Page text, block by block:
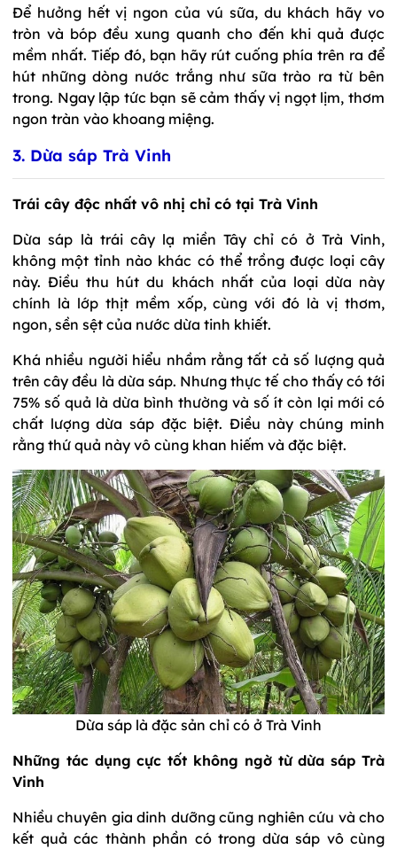
Để hưởng hết vị ngon của vú sữa, du khách hãy vo
tròn và bóp đều xung quanh cho đến khi quả được
mềm nhất. Tiếp đó, bạn hãy rút cuống phía trên ra để
hút những dòng nước trắng như sữa trào ra từ bên
trong. Ngay lập tức bạn sẽ cảm thấy vị ngọt lịm, thơm
ngon tràn vào khoang miệng.
3. Dừa sáp Trà Vinh
Trái cây độc nhất vô nhị chỉ có tại Trà Vinh
Dừa sáp là trái cây lạ miền Tây chỉ có ở Trà Vinh,
không một tỉnh nào khác có thể trồng được loại cây
này. Điều thu hút du khách nhất của loại dừa này
chính là lớp thịt mềm xốp, cùng với đó là vị thơm,
ngon, sền sệt của nước dừa tinh khiết.
Khá nhiều người hiểu nhầm rằng tất cả số lượng quả
trên cây đều là dừa sáp. Nhưng thực tế cho thấy có tới
75% số quả là dừa bình thường và số ít còn lại mới có
chất lượng dừa sáp đặc biệt. Điều này chúng minh
rằng thứ quả này vô cùng khan hiếm và đặc biệt.
Dừa sáp là đặc sản chỉ có ở Trà Vinh
Những tác dụng cực tốt không ngờ từ dừa sáp Trà
Vinh
Nhiều chuyên gia dinh dưỡng cũng nghiên cứu và cho
kết quả các thành phần có trong dừa sáp vô cùng